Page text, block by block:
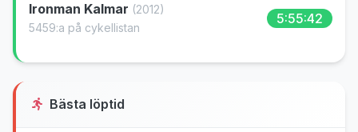
Ironman Kalmar (2012)
5459:a på cykellistan
5:55:42
Bästa löptid